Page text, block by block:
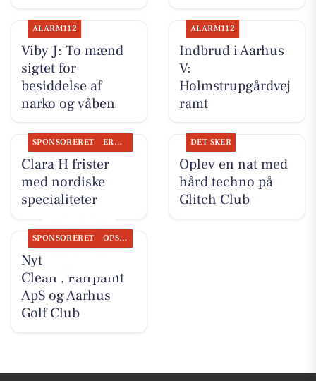
ALARM112
Viby J: To mænd
sigtet for
besiddelse af
narko og våben
ALARM112
Indbrud i Aarhus
V:
Holmstrupgårdvej
ramt
SPONSORERET ERHVERV
Clara H frister
med nordiske
specialiteter
DET SKER
Oplev en nat med
hård techno på
Glitch Club
SPONSORERET OPSLAGSTAVLEN
Nyt fra Classic
Clean , Fairpaint
ApS og Aarhus
Golf Club